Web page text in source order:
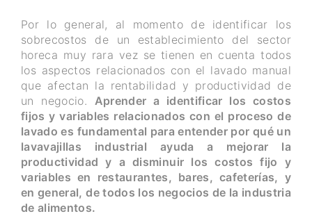
Por lo general, al momento de identificar los
sobrecostos de un establecimiento del sector
horeca muy rara vez se tienen en cuenta todos
los aspectos relacionados con el lavado manual
que afectan la rentabilidad y productividad de
un negocio. Aprender a identificar los costos
fijos y variables relacionados con el proceso de
lavado es fundamental para entender por qué un
lavavajillas industrial ayuda a mejorar la
productividad y a disminuir los costos fijo y
variables en restaurantes, bares, cafeterías, y
en general, de todos los negocios de la industria
de alimentos.